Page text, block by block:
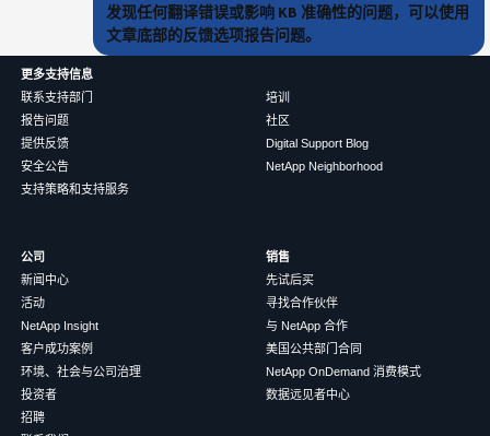
发现任何翻译错误或影响 KB 准确性的问题，可以使用
文章底部的反馈选项报告问题。
更多支持信息
联系支持部门
报告问题
提供反馈
安全公告
支持策略和支持服务
培训
社区
Digital Support Blog
NetApp Neighborhood
公司
新闻中心
活动
NetApp Insight
客户成功案例
环境、社会与公司治理
投资者
招聘
销售
先试后买
寻找合作伙伴
与 NetApp 合作
美国公共部门合同
NetApp OnDemand 消费模式
数据远见者中心